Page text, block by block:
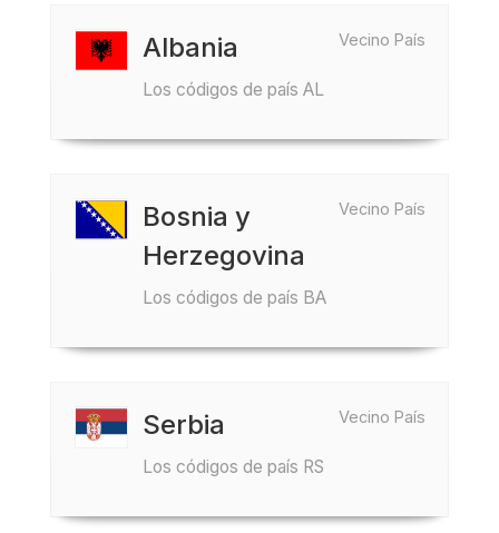
Vecino País
Albania
Los códigos de país AL
Vecino País
Bosnia y
Herzegovina
Los códigos de país BA
Vecino País
Serbia
Los códigos de país RS